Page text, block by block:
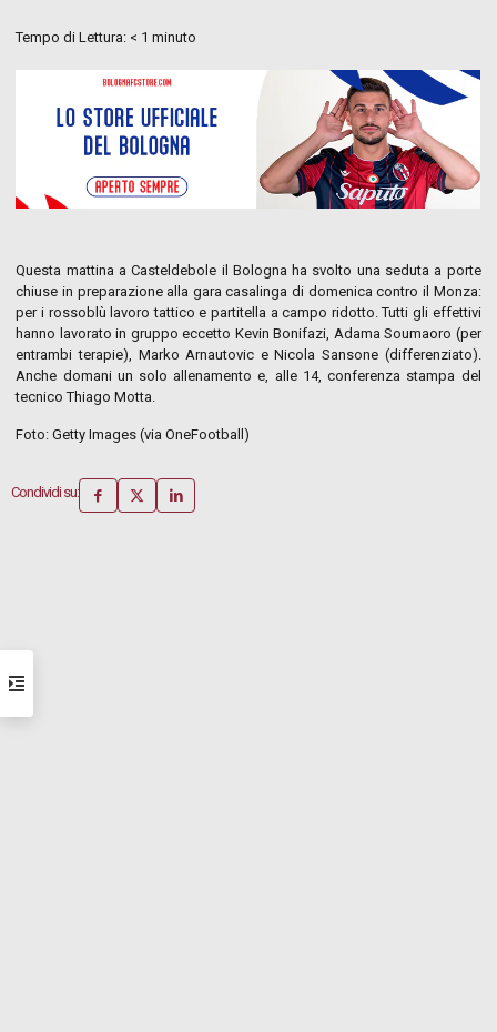
Tempo di Lettura: < 1 minuto
Questa mattina a Casteldebole il Bologna ha svolto una seduta a porte
chiuse in preparazione alla gara casalinga di domenica contro il Monza:
per i rossoblù lavoro tattico e partitella a campo ridotto. Tutti gli effettivi
hanno lavorato in gruppo eccetto Kevin Bonifazi, Adama Soumaoro (per
entrambi terapie), Marko Arnautovic e Nicola Sansone (differenziato).
Anche domani un solo allenamento e, alle 14, conferenza stampa del
tecnico Thiago Motta.
Foto: Getty Images (via OneFootball)
Condividi su: